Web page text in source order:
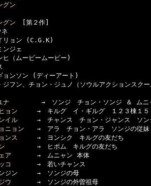
グン
グン [第２作]
リョン (C.G.K)
ジェ
（ムービームービー)
ンソン (ディーアート)
フン、チョン・ジュノ（ソウルアクションスクー
ナ →　ソンジ　チョン・ソンジ ＆ ムニャ
ョン →　キルグ　イ・ギルグ　１２３棟１５
イル →　チャンス　チョン・ジャンス　ソン
ニョン →　アラ　チョン・アラ　ソンジの従妹
ンス →　ヨンシク　キルグの友だち
→　ヒボム　キルグの友だち
ア →　ムニャン 本体
コ
→　若いチャンス
　　→　ソンジの母
ウ
→　ソンジの外曽祖母